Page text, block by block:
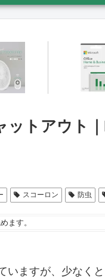
ットアウト
スコーロン 防虫
ます。
いますが、少なく